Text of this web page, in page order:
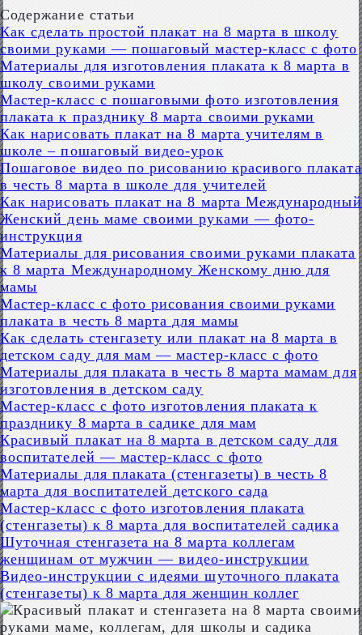
Содержание статьи
Как сделать простой плакат на 8 марта в школу
своими руками — пошаговый мастер-класс с фото
Материалы для изготовления плаката к 8 марта в
школу своими руками
Мастер-класс с пошаговыми фото изготовления
плаката к празднику 8 марта своими руками
Как нарисовать плакат на 8 марта учителям в
школе – пошаговый видео-урок
Пошаговое видео по рисованию красивого плаката
в честь 8 марта в школе для учителей
Как нарисовать плакат на 8 марта Международный
Женский день маме своими руками — фото-
инструкция
Материалы для рисования своими руками плаката
к 8 марта Международному Женскому дню для
мамы
Мастер-класс с фото рисования своими руками
плаката в честь 8 марта для мамы
Как сделать стенгазету или плакат на 8 марта в
детском саду для мам — мастер-класс с фото
Материалы для плаката в честь 8 марта мамам для
изготовления в детском саду
Мастер-класс с фото изготовления плаката к
празднику 8 марта в садике для мам
Красивый плакат на 8 марта в детском саду для
воспитателей — мастер-класс с фото
Материалы для плаката (стенгазеты) в честь 8
марта для воспитателей детского сада
Мастер-класс с фото изготовления плаката
(стенгазеты) к 8 марта для воспитателей садика
Шуточная стенгазета на 8 марта коллегам
женщинам от мужчин — видео-инструкции
Видео-инструкции с идеями шуточного плаката
(стенгазеты) к 8 марта для женщин коллег